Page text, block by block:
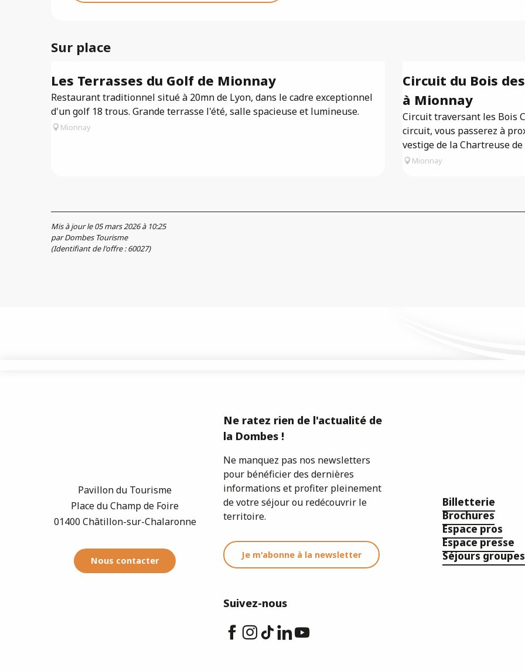
Sur place
Les Terrasses du Golf de Mionnay
Restaurant traditionnel situé à 20mn de Lyon, dans le cadre exceptionnel
d'un golf 18 trous. Grande terrasse l'été, salle spacieuse et lumineuse.
Mionnay
Circuit du Bois
à Mionnay
Circuit traversant les Bois
circuit, vous passerez à
vestige de la Chartreuse de
Mionnay
Mis à jour le 05 mars 2026 à 10:25
par Dombes Tourisme
(Identifiant de l'offre :60027)
Pavillon du Tourisme
Place du Champ de Foire
01400 Châtillon-sur-Chalaronne
Nous contacter
Ne ratez rien de l'actualité de
la Dombes !
Ne manquez pas nos newsletters
pour bénéficier des dernières
informations et profiter pleinement
de votre séjour ou redécouvrir le
territoire.
Je m'abonne à la newsletter
Suivez-nous
Billetterie
Brochures
Espace pros
Espace presse
Séjours groupes